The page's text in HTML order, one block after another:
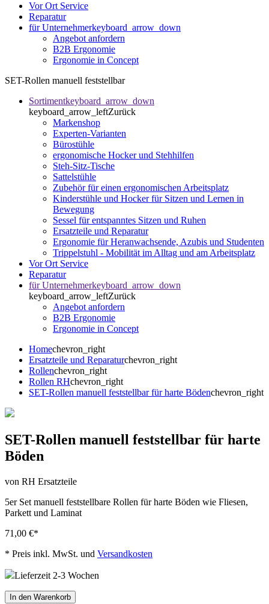
Vor Ort Service
Reparatur
für Unternehmerkeyboard_arrow_down
Angebot anfordern
B2B Ergonomie
Ergonomie in Concept
SET-Rollen manuell feststellbar
Sortimentkeyboard_arrow_down
keyboard_arrow_leftZurück
Markenshop
Experten-Varianten
Bürostühle
ergonomische Hocker und Stehhilfen
Steh-Sitz-Tische
Sattelstühle
Zubehör für einen ergonomischen Arbeitsplatz
Kinderstühle und Hocker für Sitzen und Lernen in
Bewegung
Sessel für entspanntes Sitzen und Ruhen
Ersatzteile und Reparatur
Ergonomie für Heranwachsende, Azubis und Studenten
Trippelstuhl - Mobilität im Alltag und am Arbeitsplatz
Vor Ort Service
Reparatur
für Unternehmerkeyboard_arrow_down
keyboard_arrow_leftZurück
Angebot anfordern
B2B Ergonomie
Ergonomie in Concept
Homechevron_right
Ersatzteile und Reparaturchevron_right
Rollenchevron_right
Rollen RHchevron_right
SET-Rollen manuell feststellbar für harte Bödenchevron_right
SET-Rollen manuell feststellbar für harte
Böden
von RH Ersatzteile
5er Set manuell feststellbare Rollen für harte Böden wie Fliesen,
Parkett und Laminat
71,00 €*
* Preis inkl. MwSt. und Versandkosten
Lieferzeit 2-3 Wochen
In den Warenkorb